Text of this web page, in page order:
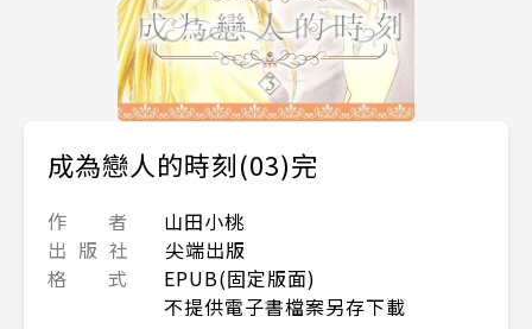
成為戀人的時刻(03)完
作 者
山田小桃
出 版 社
尖端出版
格 式
EPUB(固定版面)
不提供電子書檔案另存下載